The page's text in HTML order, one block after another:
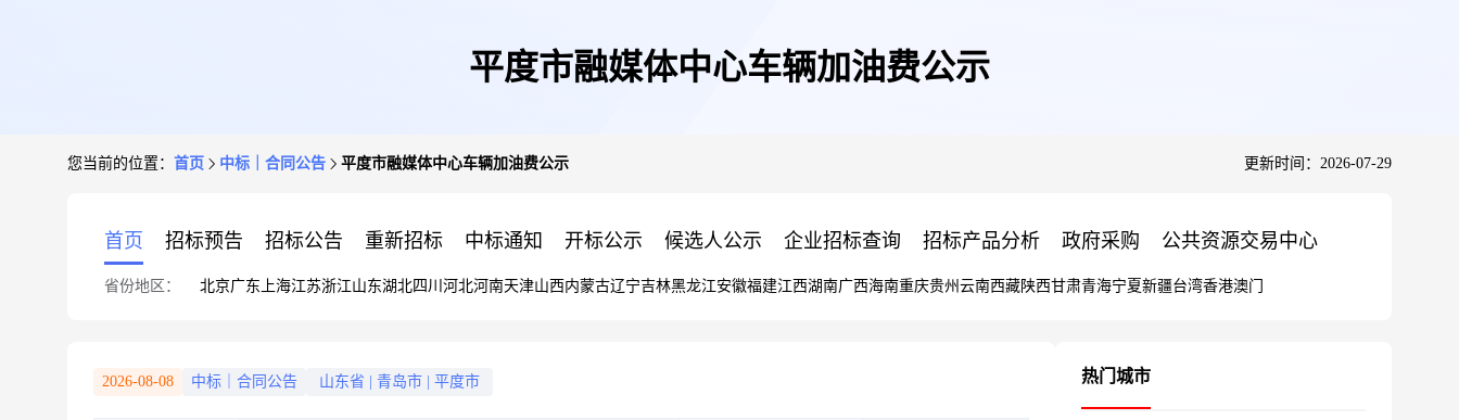
平度市融媒体中心车辆加油费公示
您当前的位置： 首页 中标｜合同公告 平度市融媒体中心车辆加油费公示 更新时间：2026-07-29
首页 招标预告 招标公告 重新招标 中标通知 开标公示 候选人公示 企业招标查询 招标产品分析 政府采购 公共资源交易中心
省份地区： 北京广东 上海江苏浙江山东湖北四川 河北河南天津山西内蒙古辽宁吉林黑龙江安徽福建江西湖南广西海南重庆贵州 云南西藏陕西甘肃青海宁夏新疆台湾香港澳门
2026-08-08 中标｜合同公告 山东省 青岛市 平度市 热门城市